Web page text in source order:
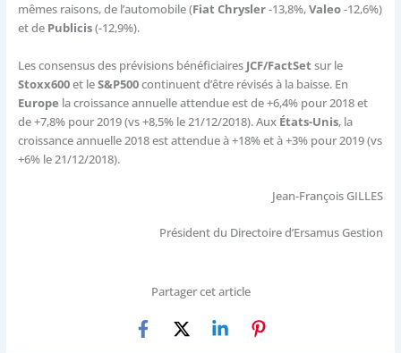
mêmes raisons, de l’automobile (Fiat Chrysler-13,8%,Valeo-12,6%)
et de Publicis(-12,9%).
Les consensus des prévisions bénéficiaires JCF/FactSet sur le
Stoxx600et leS&P500continuent d’être révisés à la baisse. En
Europe la croissance annuelle attendue est de +6,4% pour 2018 et
de +7,8% pour 2019 (vs +8,5% le 21/12/2018). Aux États-Unis, la
croissance annuelle 2018 est attendue à +18% et à +3% pour 2019 (vs
+6% le 21/12/2018).
Jean-François GILLES
Président du Directoire d’Ersamus Gestion
Partager cet article